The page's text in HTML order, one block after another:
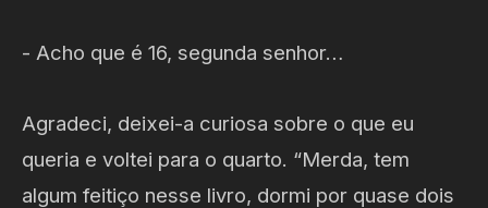
- Acho que é 16, segunda senhor…
Agradeci, deixei-a curiosa sobre o que eu
queria e voltei para o quarto. “Merda, tem
algum feitiço nesse livro, dormi por quase dois